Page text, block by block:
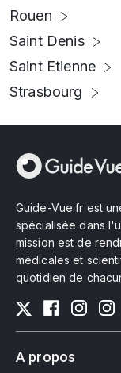
Rouen
Saint Denis
Saint Etienne
Strasbourg
Guide-Vue.fr est
spécialisée dans
mission est de
médicales et
quotidien de
A propos